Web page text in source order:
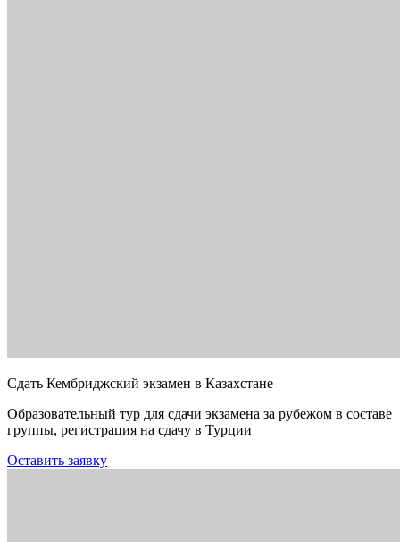
Сдать Кембриджский экзамен в Казахстане
Образовательный тур для сдачи экзамена за рубежом в составе
группы, регистрация на сдачу в Турции
Оставить заявку